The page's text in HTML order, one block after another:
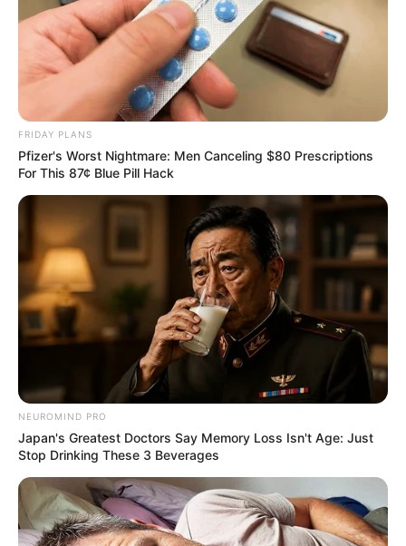
Remember Lizzie? Take A Deep Breath Before You
See Her Now
Buzz Day
Why Men Dream Of Brazilian Women: 6 Key
Secrets
Buzz Day